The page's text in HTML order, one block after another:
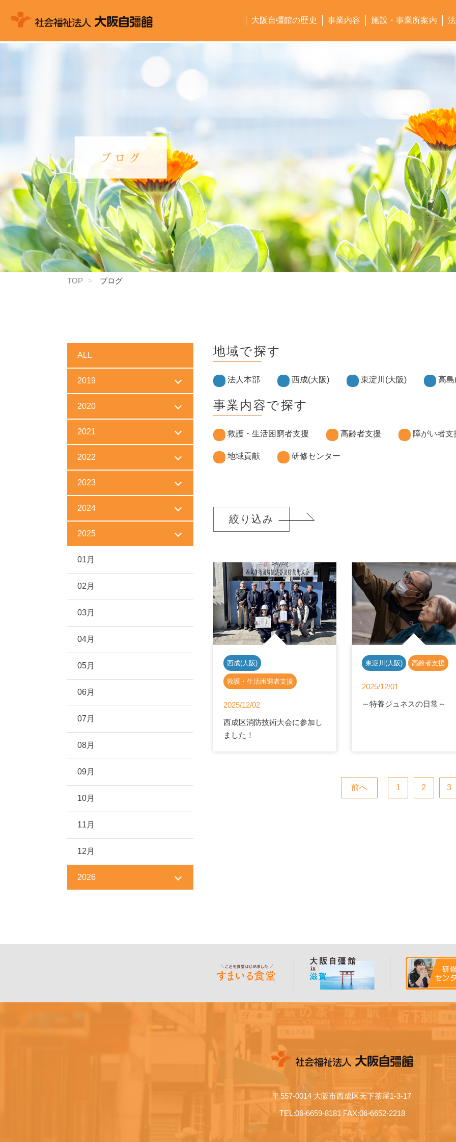
大阪自彊館の歴史 事業内容 施設・事業所案内
TOP ブログ
ALL
2019
2020
2021
2022
2023
2024
2025
01月
02月
03月
04月
05月
06月
07月
08月
09月
10月
11月
12月
2026
地域で探す
法人本部 西成(大阪) 東淀川(大阪) 高島
事業内容で探す
救護・生活困窮者支援 高齢者支援 障がい者支
地域貢献 研修センター
絞り込み
西成(大阪)
救護・生活困窮者支援
2025/12/02
西成区消防技術大会に参加し
ました！
東淀川(大阪) 高齢者支援
2025/12/01
～特養ジュネスの日常～
前へ 1 2 3
〒557-0014 大阪市西成区天下茶屋1-3-17
TEL:06-6659-8181 FAX:06-6652-2218